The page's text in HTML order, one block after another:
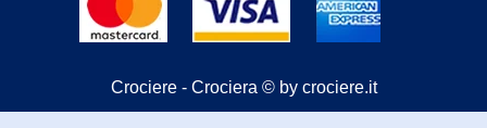
Crociere - Crociera © by crociere.it